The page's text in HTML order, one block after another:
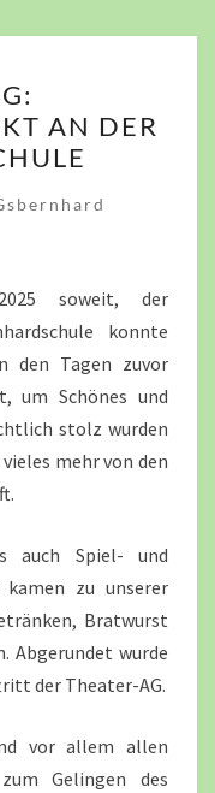
AN DER
soweit, der
konnte
den Tagen zuvor
um Schönes und
stolz wurden
mehr von den
auch Spiel- und
kamen zu unserer
Bratwurst
Abgerundet wurde
der Theater-AG.
vor allem allen
Gelingen des